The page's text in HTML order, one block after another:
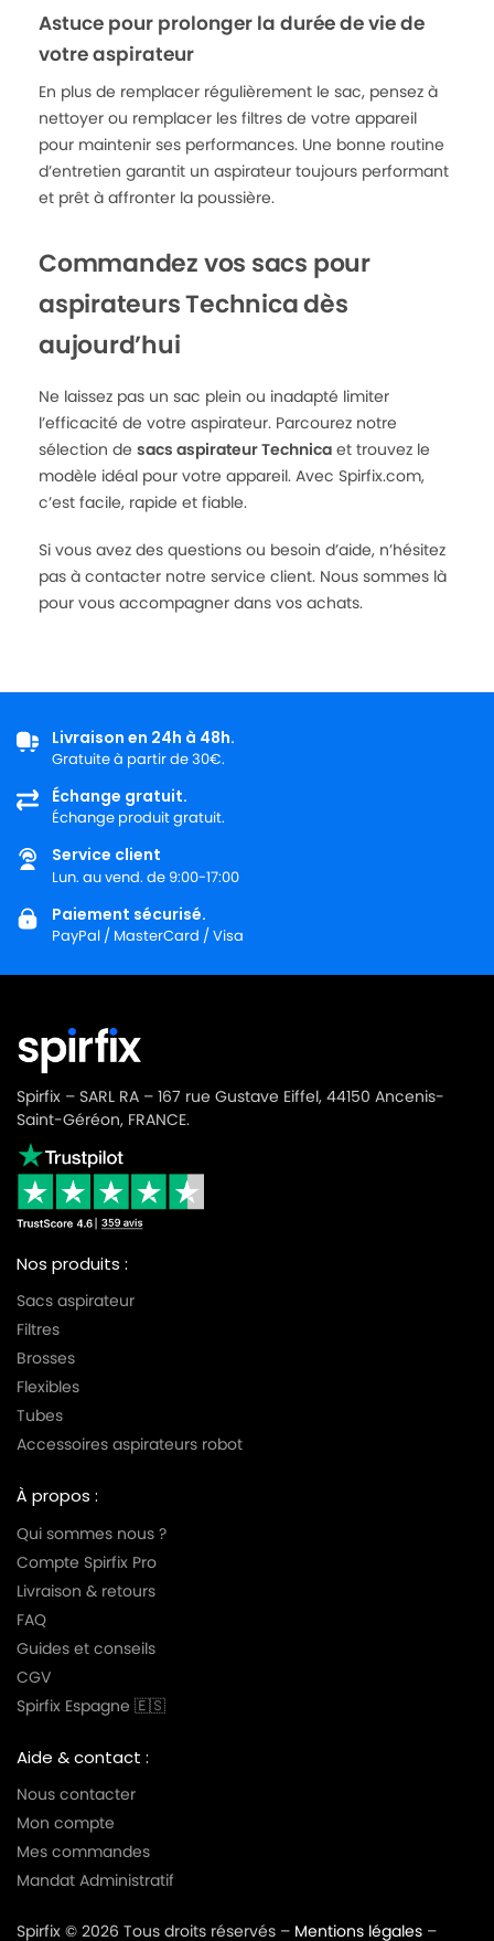
Astuce pour prolonger la durée de vie de
votre aspirateur
En plus de remplacer régulièrement le sac, pensez à
nettoyer ou remplacer les filtres de votre appareil
pour maintenir ses performances. Une bonne routine
d’entretien garantit un aspirateur toujours performant
et prêt à affronter la poussière.
Commandez vos sacs pour
aspirateurs Technica dès
aujourd’hui
Ne laissez pas un sac plein ou inadapté limiter
l’efficacité de votre aspirateur. Parcourez notre
sélection de sacs aspirateur Technica et trouvez le
modèle idéal pour votre appareil. Avec Spirfix.com,
c’est facile, rapide et fiable.
Si vous avez des questions ou besoin d’aide, n’hésitez
pas à contacter notre service client. Nous sommes là
pour vous accompagner dans vos achats.
Livraison en 24h à 48h.
Gratuite à partir de 30€.
Échange gratuit.
Échange produit gratuit.
Service client
Lun. au vend. de 9:00-17:00
Paiement sécurisé.
PayPal / MasterCard / Visa
Spirfix – SARL RA – 167 rue Gustave Eiffel, 44150 Ancenis-
Saint-Géréon, FRANCE.
Nos produits :
Sacs aspirateur
Filtres
Brosses
Flexibles
Tubes
Accessoires aspirateurs robot
À propos :
Qui sommes nous ?
Compte Spirfix Pro
Livraison & retours
FAQ
Guides et conseils
CGV
Spirfix Espagne 🇪🇸
Aide & contact :
Nous contacter
Mon compte
Mes commandes
Mandat Administratif
Spirfix © 2026 Tous droits réservés – Mentions légales –